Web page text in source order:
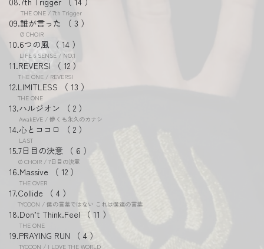
THE ONE / 7th Trigger
誰が言った 3
Ø CHOIR
6つの風 14
LIFE 6 SENSE / NO.1
REVERSI 12
THE ONE / REVERSI
LIMITLESS 13
THE ONE
ハルジオン 2
AwakEVE / 儚くも永久のカナシ
心とココロ 2
LAST
7日目の決意 6
Ø CHOIR / 7日目の決意
Massive 12
THE OVER
Collide 4
TYCOON / 僕の言葉ではない これは僕達の言葉
Don’t Think.Feel 11
THE ONE
PRAYING RUN 4
TYCOON / I LOVE THE WORLD